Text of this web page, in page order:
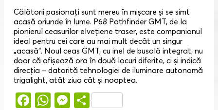
Călătorii pasionați sunt mereu în mișcare și se simt
acasă oriunde în lume. P68 Pathfinder GMT, de la
pionierul ceasurilor elvețiene traser, este companionul
ideal pentru cei care au mai mult decât un singur
„acasă”. Noul ceas GMT, cu inel de busolă integrat, nu
doar că afișează ora în două locuri diferite, ci și indică
direcția – datorită tehnologiei de iluminare autonomă
trigalight, atât ziua cât și noaptea.
Facebook
WhatsApp
Messenger
Partajează